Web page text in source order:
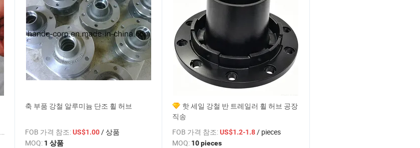
축 부품 강철 알루미늄 단조 휠 허브
FOB 가격 참조:US$1.00/ 상품
MOQ: 1 상품
핫 세일 강철 반 트레일러 휠 허브 공장
직송
FOB 가격 참조:US$1.2-1.8/ pieces
MOQ: 10 pieces